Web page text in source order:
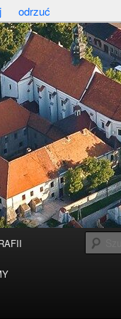
odrzuć